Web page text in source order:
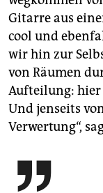
Gitarre aus
cool und
wir hin zur
von Räumen
Aufteilung: hier
Und jenseits
Verwertung“,
